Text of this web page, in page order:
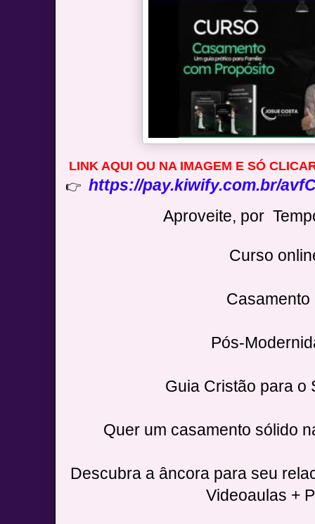
LINK AQUI OU NA IMAGEM E SÓ
👉 https://pay.kiwify.com.br/
Aproveite, por
Curso
Casamento
Pós-
Guia Cristão para o
Quer um casamento sólido
Descubra a âncora para seu
Videoaulas +